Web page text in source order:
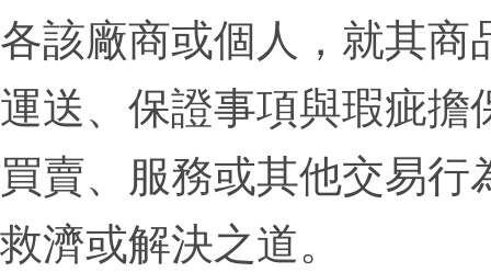
各該廠商或個人，就其
運送、保證事項與瑕疵
買賣、服務或其他交易
救濟或解決之道。